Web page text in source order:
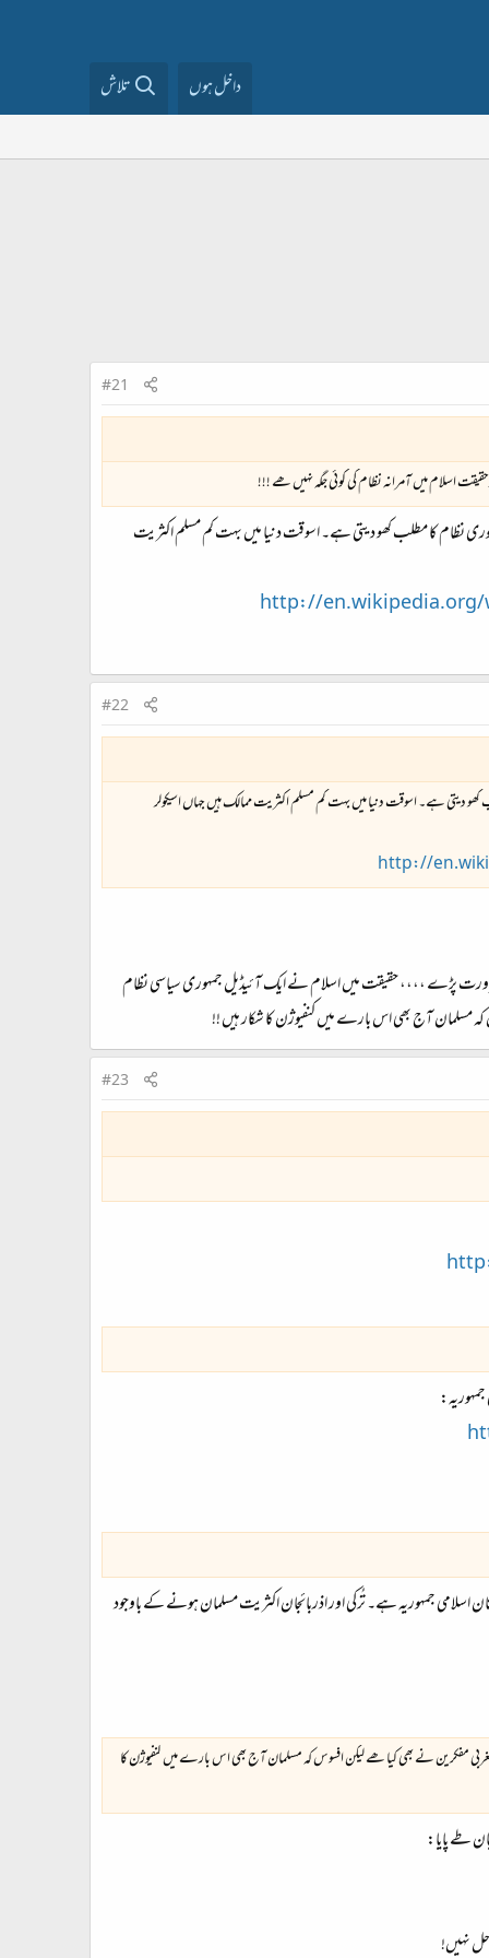
داخل ہوں تلاش
#21
اسلام میں آمرانہ نظام کی کوئی جگہ نہیں ھے !!!
نظام کا مطلب کھو دیتی ہے۔ اسوقت دنیا میں بہت کم مسلم اکثریت
http://en.wikipedia.org/
#22
دیتی ہے۔ اسوقت دنیا میں بہت کم مسلم اکثریت ممالک ہیں جہاں اسیکولر
http://
ضرورت پڑے ،،،، حقیقت میں اسلام نے ایک آئیڈیل جمہوری سیاسی نظام
مسلمان آج بھی اس بارے میں کنفیوژن کا شکار ہیں !!
#23
اسلامی جمہوریہ ہے۔ تُرکی اور اذربائجان اکثریت مسلمان ہونے کے باوجود
مفکرین نے بھی کیا ھے لیکن افسوس کہ مسلمان آج بھی اس بارے میں کنفیوژن کا
طے پایا:
نہیں!